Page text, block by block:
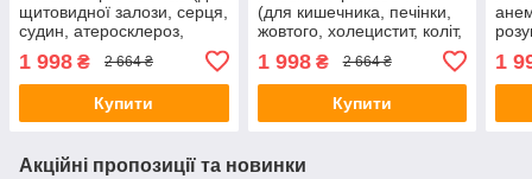
щитовидної залози, серця,
судин, атеросклероз,
ішемія, тиск, містить йод)
1 998 ₴ 2 664 ₴
Купити
(для кишечника, печінки,
жовтого, холецистит, коліт,
сорбент)
1 998₴ 2 664 ₴
Купити
1
Акційні пропозиції та новинки